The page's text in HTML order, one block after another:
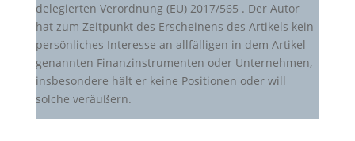
delegierten Verordnung (EU) 2017/565 . Der Autor
hat zum Zeitpunkt des Erscheinens des Artikels kein
persönliches Interesse an allfälligen in dem Artikel
genannten Finanzinstrumenten oder Unternehmen,
insbesondere hält er keine Positionen oder will
solche veräußern.